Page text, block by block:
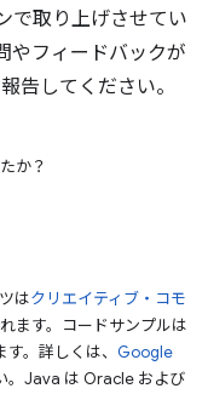
で取り上げさせてい
やフィードバックが
告してください。
か？
はクリエイティブ・コモ
ます。コードサンプルは
。詳しくは、 Google
。Java は Oracle および